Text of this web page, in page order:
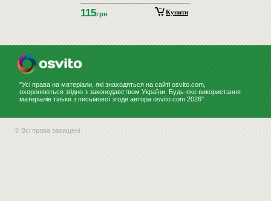
115грн Купити
"Усі права на матеріали, які знаходяться на сайті osvito.com,
охороняються згідно з законодавством України. Будь-яке використання
матеріалів тільки з письмової згоди автора osvito.com 2026"
© Всі права захищені